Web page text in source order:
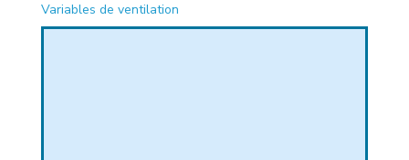
Variables de ventilation